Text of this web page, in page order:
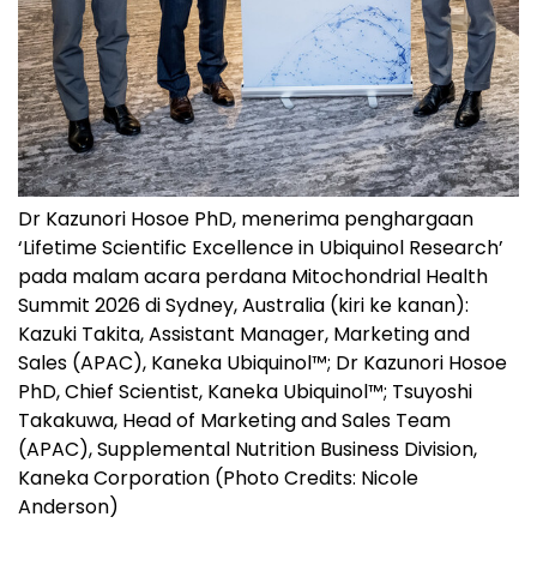
Dr Kazunori Hosoe PhD, menerima penghargaan
‘Lifetime Scientific Excellence in Ubiquinol Research’
pada malam acara perdana Mitochondrial Health
Summit 2026 di Sydney, Australia (kiri ke kanan):
Kazuki Takita, Assistant Manager, Marketing and
Sales (APAC), Kaneka Ubiquinol™; Dr Kazunori Hosoe
PhD, Chief Scientist, Kaneka Ubiquinol™; Tsuyoshi
Takakuwa, Head of Marketing and Sales Team
(APAC), Supplemental Nutrition Business Division,
Kaneka Corporation (Photo Credits: Nicole
Anderson)